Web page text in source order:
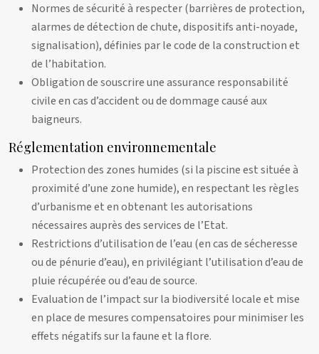
Normes de sécurité à respecter (barrières de protection,
alarmes de détection de chute, dispositifs anti-noyade,
signalisation), définies par le code de la construction et
de l’habitation.
Obligation de souscrire une assurance responsabilité
civile en cas d’accident ou de dommage causé aux
baigneurs.
Réglementation environnementale
Protection des zones humides (si la piscine est située à
proximité d’une zone humide), en respectant les règles
d’urbanisme et en obtenant les autorisations
nécessaires auprès des services de l’Etat.
Restrictions d’utilisation de l’eau (en cas de sécheresse
ou de pénurie d’eau), en privilégiant l’utilisation d’eau de
pluie récupérée ou d’eau de source.
Evaluation de l’impact sur la biodiversité locale et mise
en place de mesures compensatoires pour minimiser les
effets négatifs sur la faune et la flore.